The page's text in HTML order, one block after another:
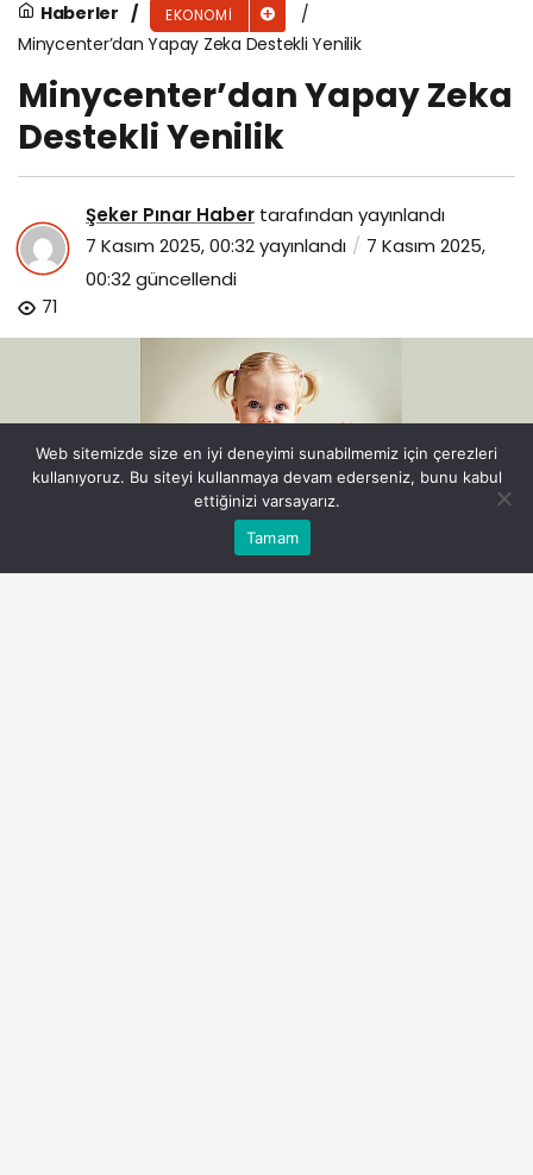
Haberler EKONOMI
Minycenter’dan Yapay Zeka Destekli Yenilik
Minycenter’dan Yapay Zeka
Destekli Yenilik
Şeker Pınar Haber tarafından yayınlandı
7 Kasım 2025, 00:32yayınlandı
7 Kasım 2025,
00:32güncellendi
71
Bu web sitesinde en iyi deneyimi yaşamanızı sağlamak
için çerezler kullanılmaktadır.
Eczaneler
Web sitemizde size en iyi deneyimi sunabilmemiz için çerezleri
kullanıyoruz. Bu siteyi kullanmaya devam ederseniz, bunu kabul
ettiğinizi varsayarız.
Tamam